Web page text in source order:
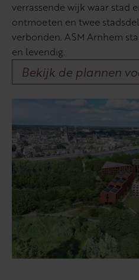
verrassende wijk waar stad
ontmoeten en twee
verbonden. ASM Arnhem
en levendig.
Bekijk de plannen